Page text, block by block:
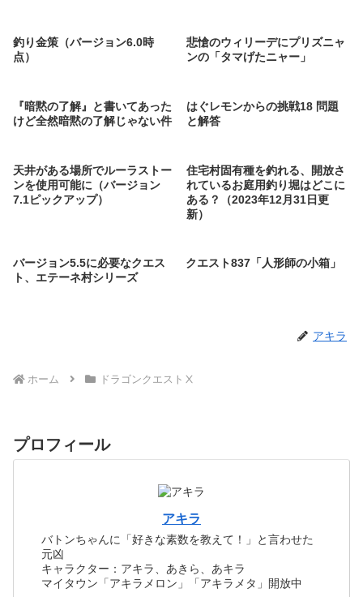
釣り金策（バージョン6.0時
点）
悲愴のウィリーデにプリズニャ
ンの「タマげたニャー」
『暗黙の了解』と書いてあった
けど全然暗黙の了解じゃない件
はぐレモンからの挑戦18 問題
と解答
天井がある場所でルーラストー
ンを使用可能に（バージョン
7.1ピックアップ）
住宅村固有種を釣れる、開放さ
れているお庭用釣り堀はどこに
ある？（2023年12月31日更
新）
バージョン5.5に必要なクエス
ト、エテーネ村シリーズ
クエスト837「人形師の小箱」
アキラ
ホーム ドラゴンクエストⅩ
プロフィール
アキラ
バトンちゃんに「好きな素数を教えて！」と言わせた
元凶
キャラクター：アキラ、あきら、あキラ
マイタウン「アキラメロン」「アキラメタ」開放中